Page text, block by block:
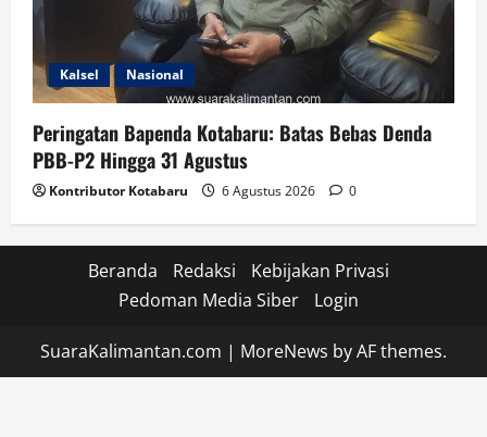
Kalsel Nasional
Peringatan Bapenda Kotabaru: Batas Bebas Denda
PBB-P2 Hingga 31 Agustus
Kontributor Kotabaru 6 Agustus 2026 0
Beranda Redaksi
Kebijakan Privasi
Pedoman Media Siber
Login
SuaraKalimantan.com | MoreNews by AF themes.